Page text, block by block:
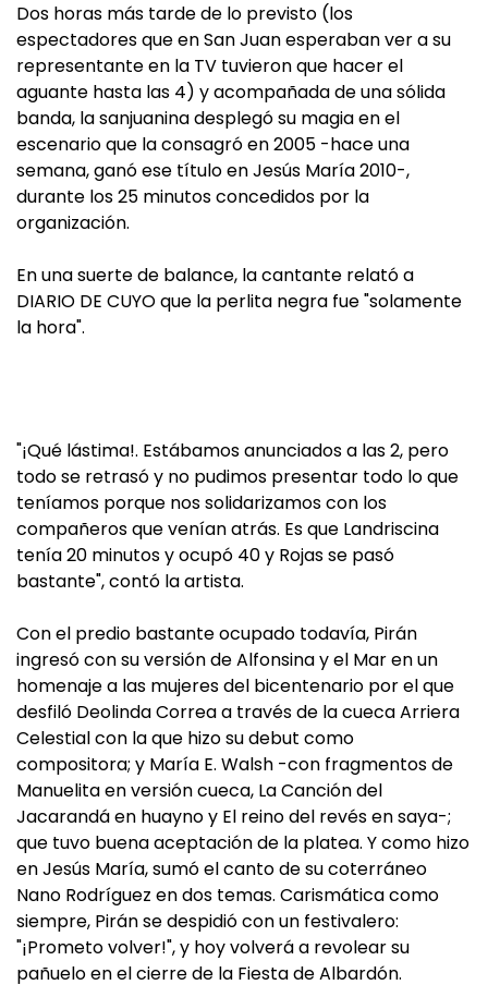
Dos horas más tarde de lo previsto (los
espectadores que en San Juan esperaban ver a su
representante en la TV tuvieron que hacer el
aguante hasta las 4) y acompañada de una sólida
banda, la sanjuanina desplegó su magia en el
escenario que la consagró en 2005 -hace una
semana, ganó ese título en Jesús María 2010-,
durante los 25 minutos concedidos por la
organización.
En una suerte de balance, la cantante relató a
DIARIO DE CUYO que la perlita negra fue "solamente
la hora".
"¡Qué lástima!. Estábamos anunciados a las 2, pero
todo se retrasó y no pudimos presentar todo lo que
teníamos porque nos solidarizamos con los
compañeros que venían atrás. Es que Landriscina
tenía 20 minutos y ocupó 40 y Rojas se pasó
bastante", contó la artista.
Con el predio bastante ocupado todavía, Pirán
ingresó con su versión de Alfonsina y el Mar en un
homenaje a las mujeres del bicentenario por el que
desfiló Deolinda Correa a través de la cueca Arriera
Celestial con la que hizo su debut como
compositora; y María E. Walsh -con fragmentos de
Manuelita en versión cueca, La Canción del
Jacarandá en huayno y El reino del revés en saya-;
que tuvo buena aceptación de la platea. Y como hizo
en Jesús María, sumó el canto de su coterráneo
Nano Rodríguez en dos temas. Carismática como
siempre, Pirán se despidió con un festivalero:
"¡Prometo volver!", y hoy volverá a revolear su
pañuelo en el cierre de la Fiesta de Albardón.